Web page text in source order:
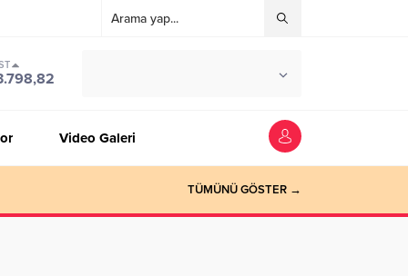
Video Galeri
TÜMÜNÜ GÖSTER →